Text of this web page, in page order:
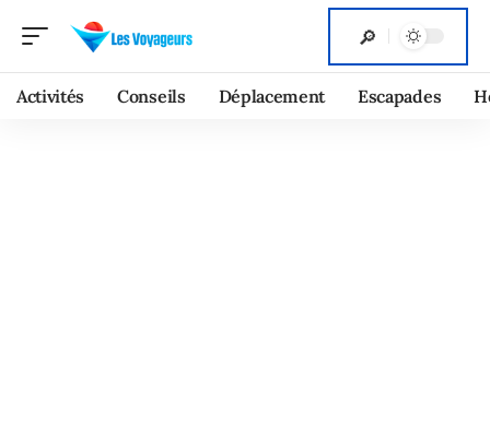
Activités Conseils Déplacement Escapades